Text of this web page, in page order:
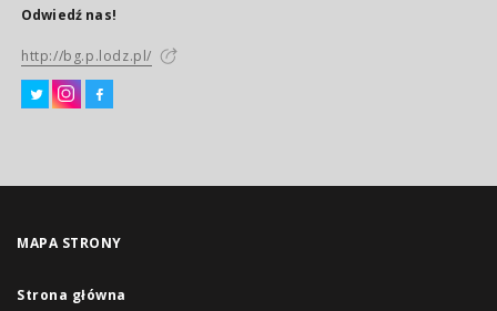
Odwiedź nas!
http://bg.p.lodz.pl/
MAPA STRONY
Strona główna